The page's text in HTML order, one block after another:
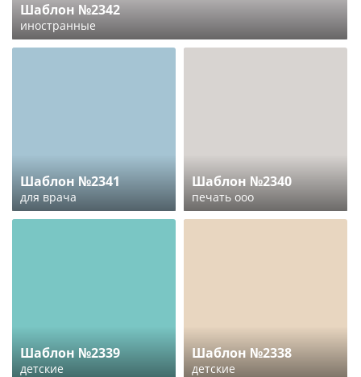
Шаблон №2342
иностранные
Шаблон №2341
для врача
Шаблон №2340
печать ооо
Шаблон №2339
детские
Шаблон №2338
детские